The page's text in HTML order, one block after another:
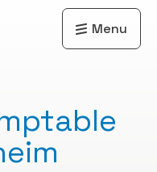
Menu